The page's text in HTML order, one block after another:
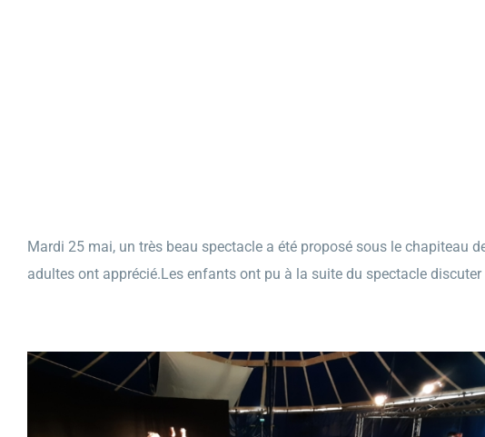
Mardi 25 mai, un très beau spectacle a été proposé sous le chapiteau
adultes ont apprécié.Les enfants ont pu à la suite du spectacle